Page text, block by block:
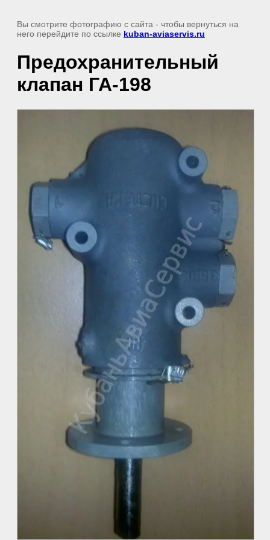
Вы смотрите фотографию с сайта - чтобы вернуться на
него перейдите по ссылке kuban-aviaservis.ru
Предохранительный
клапан ГА-198